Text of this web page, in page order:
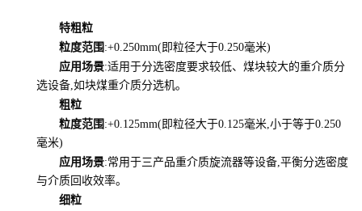
特粗粒
粒度范围:+0.250mm(即粒径大于0.250毫米)
应用场景:适用于分选密度要求较低、煤块较大的重介质分
选设备,如块煤重介质分选机。
粗粒
粒度范围:+0.125mm(即粒径大于0.125毫米,小于等于0.250
毫米)
应用场景:常用于三产品重介质旋流器等设备,平衡分选密度
与介质回收效率。
细粒